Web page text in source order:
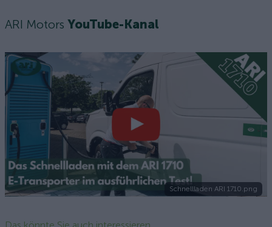
ARI Motors YouTube-Kanal
Schnellladen ARI 1710.png
Das könnte Sie auch interessieren